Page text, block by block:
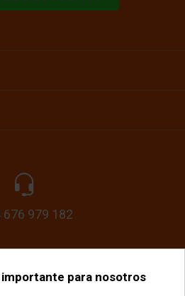
676 979 182
para nosotros